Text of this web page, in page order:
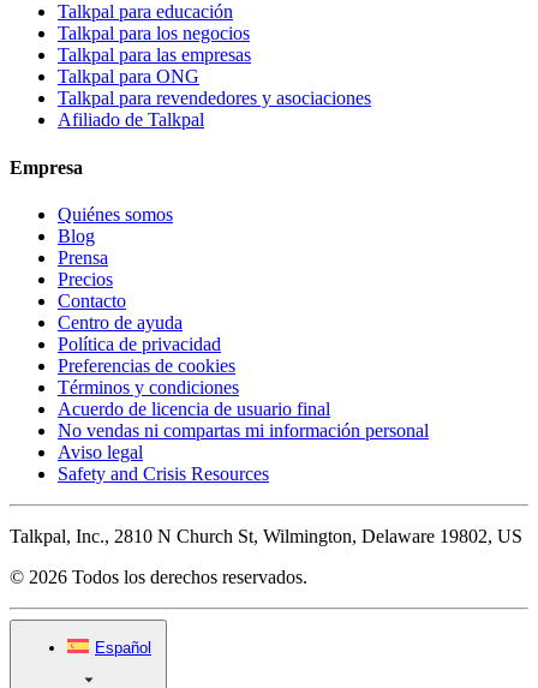
Talkpal para educación
Talkpal para los negocios
Talkpal para las empresas
Talkpal para ONG
Talkpal para revendedores y asociaciones
Afiliado de Talkpal
Empresa
Quiénes somos
Blog
Prensa
Precios
Contacto
Centro de ayuda
Política de privacidad
Preferencias de cookies
Términos y condiciones
Acuerdo de licencia de usuario final
No vendas ni compartas mi información personal
Aviso legal
Safety and Crisis Resources
Talkpal, Inc., 2810 N Church St, Wilmington, Delaware 19802, US
© 2026 Todos los derechos reservados.
Español